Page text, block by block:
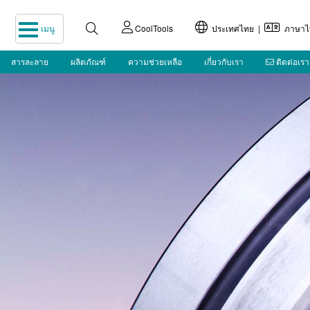
เมนู CoolTools ประเทศไทย | ภาษา
สารละลาย ผลิตภัณฑ์ ความช่วยเหลือ เกี่ยวกับเรา ติดต่อเรา